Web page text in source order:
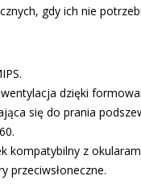
gdy ich nie
dzięki
się do prania
kompatybilny z
przeciwsłoneczne.